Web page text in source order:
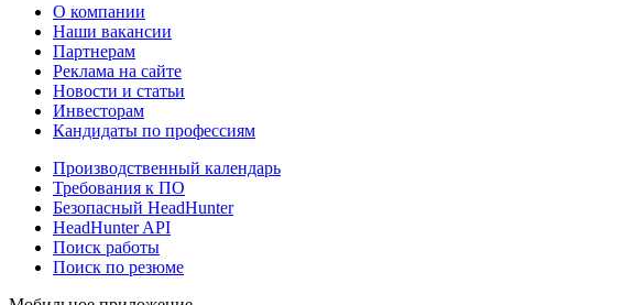
О компании
Наши вакансии
Партнерам
Реклама на сайте
Новости и статьи
Инвесторам
Кандидаты по профессиям
Производственный календарь
Требования к ПО
Безопасный HeadHunter
HeadHunter API
Поиск работы
Поиск по резюме